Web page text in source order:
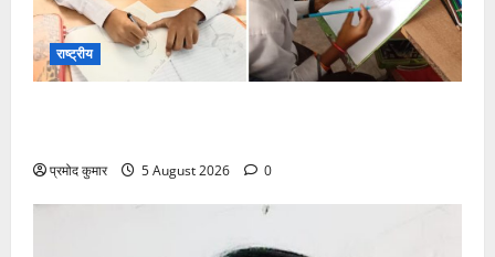
राष्ट्रीय
प्रमोद कुमार 5 August 2026 0